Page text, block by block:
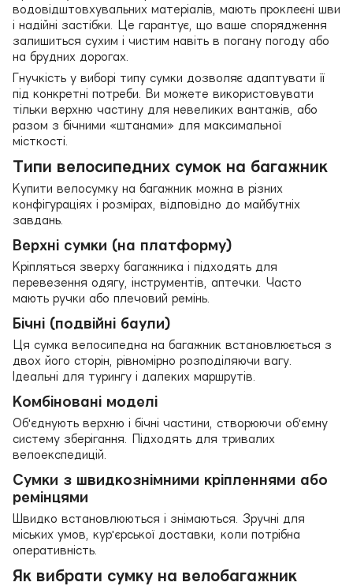
водовідштовхувальних матеріалів, мають проклеєні шви
і надійні застібки. Це гарантує, що ваше спорядження
залишиться сухим і чистим навіть в погану погоду або
на брудних дорогах.
Гнучкість у виборі типу сумки дозволяє адаптувати її
під конкретні потреби. Ви можете використовувати
тільки верхню частину для невеликих вантажів, або
разом з бічними «штанами» для максимальної
місткості.
Типи велосипедних сумок на багажник
Купити велосумку на багажник можна в різних
конфігураціях і розмірах, відповідно до майбутніх
завдань.
Верхні сумки (на платформу)
Кріпляться зверху багажника і підходять для
перевезення одягу, інструментів, аптечки. Часто
мають ручки або плечовий ремінь.
Бічні (подвійні баули)
Ця сумка велосипедна на багажник встановлюється з
двох його сторін, рівномірно розподіляючи вагу.
Ідеальні для турингу і далеких маршрутів.
Комбіновані моделі
Об'єднують верхню і бічні частини, створюючи об'ємну
систему зберігання. Підходять для тривалих
велоекспедицій.
Сумки з швидкознімними кріпленнями або
ремінцями
Швидко встановлюються і знімаються. Зручні для
міських умов, кур'єрської доставки, коли потрібна
оперативність.
Як вибрати сумку на велобагажник